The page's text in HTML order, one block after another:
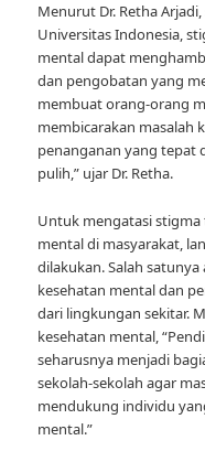
Menurut Dr. Retha
Universitas Indonesia,
mental dapat
dan pengobatan yang
membuat orang-orang
membicarakan masalah
penanganan yang tepat
pulih,” ujar Dr. Retha.
Untuk mengatasi
mental di masyarakat,
dilakukan. Salah
kesehatan mental dan
dari lingkungan sekitar.
kesehatan mental,
seharusnya menjadi
sekolah-sekolah agar
mendukung individu
mental.”